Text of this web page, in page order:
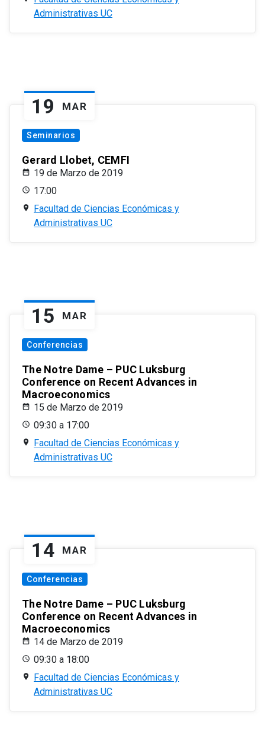
Administrativas UC
19 MAR
Seminarios
Gerard Llobet, CEMFI
19 de Marzo de 2019
17:00
Facultad de Ciencias Económicas y
Administrativas UC
15 MAR
Conferencias
The Notre Dame – PUC Luksburg
Conference on Recent Advances in
Macroeconomics
15 de Marzo de 2019
09:30 a 17:00
Facultad de Ciencias Económicas y
Administrativas UC
14 MAR
Conferencias
The Notre Dame – PUC Luksburg
Conference on Recent Advances in
Macroeconomics
14 de Marzo de 2019
09:30 a 18:00
Facultad de Ciencias Económicas y
Administrativas UC